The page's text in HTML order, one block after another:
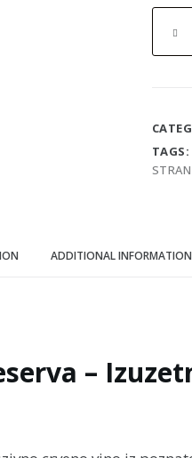
Cotas
TAGS:
ADDITIONAL INFORMATION
–